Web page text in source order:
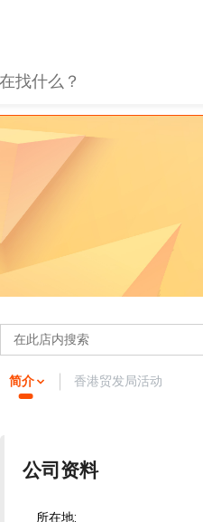
简介 香港贸发局活动
公司资料
所在地: